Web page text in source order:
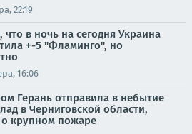
22:19
что в ночь на сегодня Украина
+-5 "Фламинго", но
16:06
Герань отправила в небытие
в Черниговской области,
о крупном пожаре